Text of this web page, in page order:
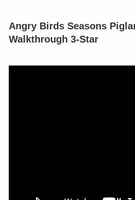
Angry Birds Seasons
Walkthrough 3-Star